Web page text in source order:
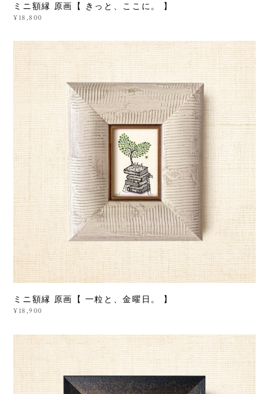
ミニ額縁 原画【 きっと、ここに。 】
¥18,800
ミニ額縁 原画【 一粒と、金曜日。 】
¥18,900